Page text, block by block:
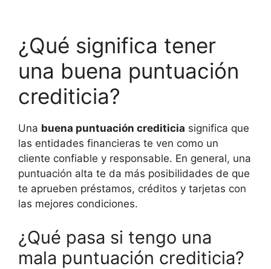
¿Qué significa tener
una buena puntuación
crediticia?
Una buena puntuación crediticia significa que
las entidades financieras te ven como un
cliente confiable y responsable. En general, una
puntuación alta te da más posibilidades de que
te aprueben préstamos, créditos y tarjetas con
las mejores condiciones.
¿Qué pasa si tengo una
mala puntuación crediticia?